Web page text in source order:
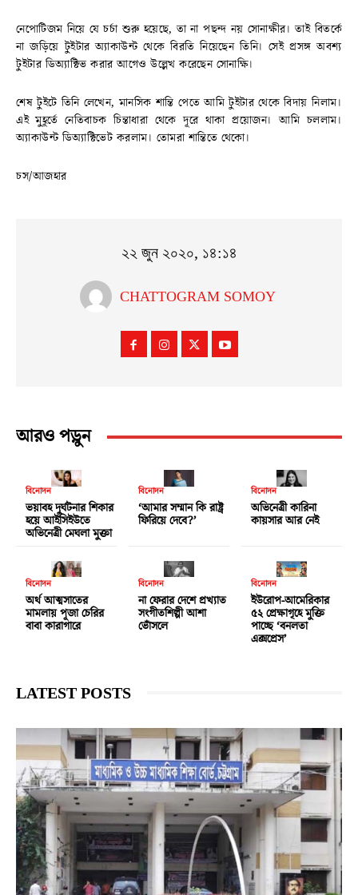
নেপোটিজম নিয়ে যে চর্চা শুরু হয়েছে, তা না পছন্দ নয় সোনাক্ষীর। তাই বিতর্কে
না জড়িয়ে টুইটার অ্যাকাউন্ট থেকে বিরতি নিয়েছেন তিনি। সেই প্রসঙ্গ অবশ্য
টুইটার ডিঅ্যাক্টিভ করার আগেও উল্লেখ করেছেন সোনাক্ষি।
শেষ টুইটে তিনি লেখেন, মানসিক শান্তি পেতে আমি টুইটার থেকে বিদায় নিলাম।
এই মুহূর্তে নেতিবাচক চিন্তাধারা থেকে দূরে থাকা প্রয়োজন। আমি চললাম।
অ্যাকাউন্ট ডিঅ্যাক্টিভেট করলাম। তোমরা শান্তিতে থেকো।
চস/আজহার
২২ জুন ২০২০, ১৪:১৪
CHATTOGRAM SOMOY
আরও পড়ুন
বিনোদন
ভয়াবহ দুর্ঘটনার শিকার
হয়ে আইসিইউতে
অভিনেত্রী মেঘলা মুক্তা
বিনোদন
‘আমার সম্মান কি রাষ্ট্র
ফিরিয়ে দেবে?’
বিনোদন
অভিনেত্রী কারিনা
কায়সার আর নেই
বিনোদন
অর্থ আত্মসাতের
মামলায় পূজা চেরির
বাবা কারাগারে
বিনোদন
না ফেরার দেশে প্রখ্যাত
সংগীতশিল্পী আশা
ভোঁসলে
বিনোদন
ইউরোপ-আমেরিকার
৫২ প্রেক্ষাগৃহে মুক্তি
পাচ্ছে ‘বনলতা
এক্সপ্রেস’
LATEST POSTS